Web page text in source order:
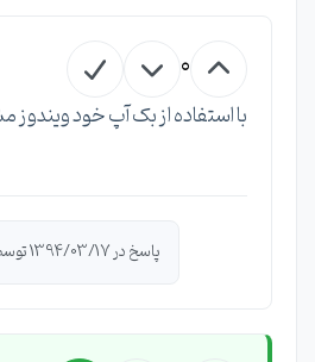
0
با استفاده از بک آپ خود
پاسخ در 1394/03/17 توسط